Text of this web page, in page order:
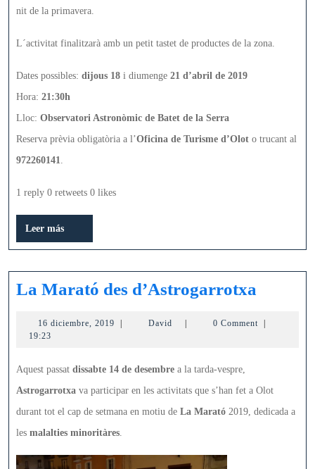
nit de la primavera.
L´activitat finalitzarà amb un petit tastet de productes de la zona.
Dates possibles: dijous 18 i diumenge 21 d’abril de 2019
Hora: 21:30h
Lloc: Observatori Astronòmic de Batet de la Serra
Reserva prèvia obligatòria a l’Oficina de Turisme d’Olot o trucant al
972260141
1 reply 0 retweets 0 likes
Leer más
más
La Marató des d’Astrogarrotxa
des
16 diciembre, 2019 16
David David 0 Comment
19:23
Aquest passat dissabte 14 de desembre a la tarda-vespre,
Astrogarrotxa va participar en les activitats que s’han fet a Olot
durant tot el cap de setmana en motiu de La Marató 2019, dedicada a
les malalties minoritàres